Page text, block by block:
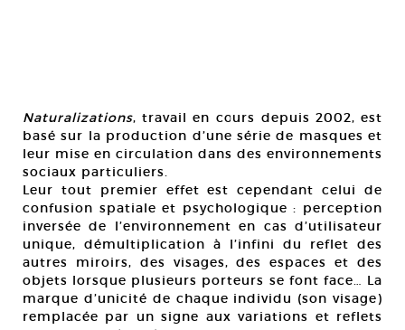
Naturalizations, travail en cours depuis 2002, est
basé sur la production d’une série de masques et
leur mise en circulation dans des environnements
sociaux particuliers.
Leur tout premier effet est cependant celui de
confusion spatiale et psychologique : perception
inversée de l’environnement en cas d’utilisateur
unique, démultiplication à l’infini du reflet des
autres miroirs, des visages, des espaces et des
objets lorsque plusieurs porteurs se font face… La
marque d’unicité de chaque individu (son visage)
remplacée par un signe aux variations et reflets